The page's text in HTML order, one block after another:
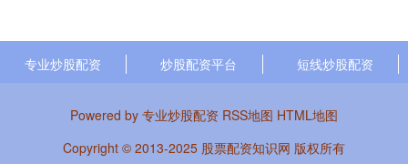
专业炒股配资 炒股配资平台 短线炒股配资
Powered by 专业炒股配资 RSS地图 HTML地图
Copyright © 2013-2025 股票配资知识网 版权所有